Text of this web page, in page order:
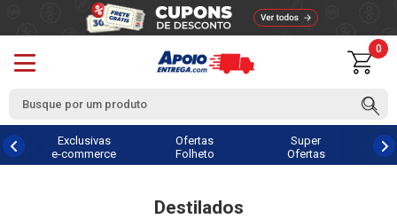
0
Exclusivas
e-commerce
Ofertas
Folheto
Super
Ofertas
Destilados